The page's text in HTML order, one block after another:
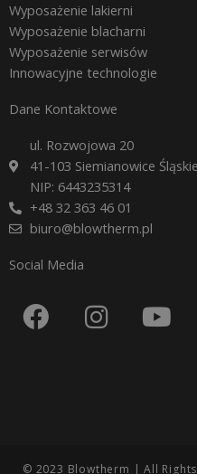
Wyposażenie lakierni
Wyposażenie blacharni
Wyposażenie serwisów
Innowacyjne technologie
Dane Kontaktowe
ul. Rozwojowa 20
41-103 Siemianowice Śląskie
NIP: 6443235314
+48 32 363 46 01
biuro@blowtherm.pl
Social Media
F
a
o
I
n
r
Y
o
e
© 2023 Blowtherm | All